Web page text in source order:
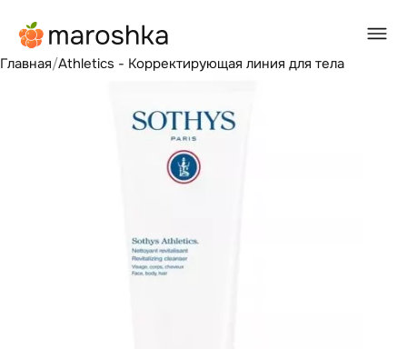
Главная/Athletics - Корректирующая линия для тела